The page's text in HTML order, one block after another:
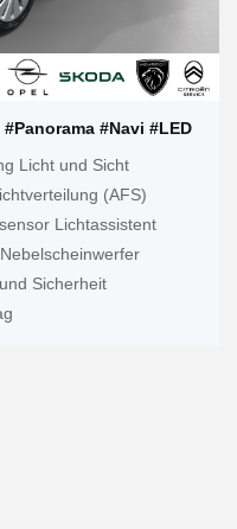
#Navi #LED
Licht und Sicht
(AFS)
Lichtassistent
Sicherheit